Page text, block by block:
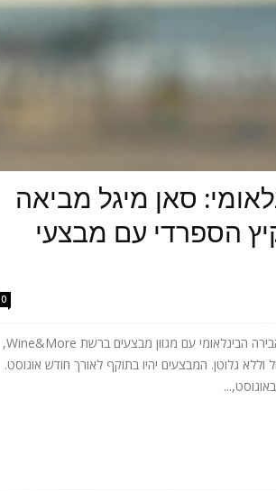
סאן מיגל מביאה
הספרדי עם מבצעי
0
מותג הבירה הספרדי San Miguel מציין את יום הבירה הבינלאומי עם מגוון מבצעים ברשת Wine&More,
גלוטן. המבצעים יהיו בתוקף לאורך חודש אוגוסט.